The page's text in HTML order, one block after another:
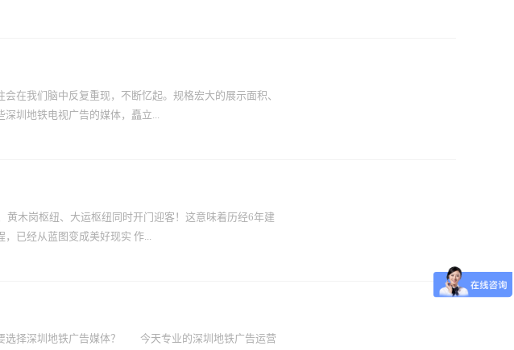
到同一资讯内容。 1.投放密度。 只有通过增加地铁电
引更多的观众。人们已经形成了一个模型如何发布地铁
使乘客积极关注广告，这是广告传播的真正...
，能够帮助酒企迅速占领用户心智，提升品牌认知度及美
品却表现不凡，无论是消费还是投资，展现出了较强的
品价格的重要因素。而准确、高品质的品牌露出是提高和
成了深厚的文化底蕴，酒对中国人而言，有着独特的意
深圳地铁广告运营服务公司-深圳市城...
在我们脑中反复重现，不断忆起。规格宏大的展示面积、
圳地铁电视广告的媒体，矗立...
给乘客的观看感受，也反哺给了这个空间，可作为整个站
的一个新方法或新手段，它最大程度地发挥其传播优势。
广播一样，都用无线信号发射和地面接收的方法。 深圳地
体的视频广告形式。新媒体时代，地铁以其完善的配套管
前深圳地铁电视广告共有四种信号...
木岗枢纽、大运枢纽同时开门迎客！这意味着历经6年建
已经从蓝图变成美好现实 作...
也让更多宝享受到，“轨道上的城市”带来的出行便利，深
圳地铁14号线首班载客列车，缓缓驶入岗厦北站台，标志
选择深圳地铁广告媒体？ 今天专业的深圳地铁广告运营